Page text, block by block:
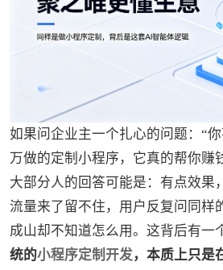
如果问企业主一个扎心的问题：“
万做的定制小程序，它真的帮你赚
大部分人的回答可能是：有点效果
流量来了留不住，用户反复问同样
成山却不知道怎么用。这背后有一
统的小程序定制开发，本质上只是